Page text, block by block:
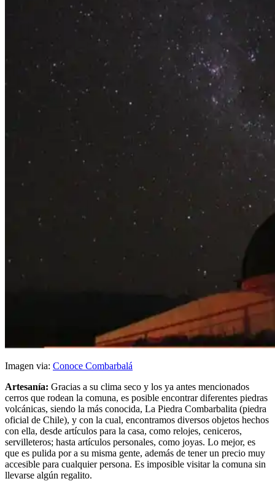
Imagen via: Conoce Combarbalá
Artesanía: Gracias a su clima seco y los ya antes mencionados
cerros que rodean la comuna, es posible encontrar diferentes piedras
volcánicas, siendo la más conocida, La Piedra Combarbalita (piedra
oficial de Chile), y con la cual, encontramos diversos objetos hechos
con ella, desde artículos para la casa, como relojes, ceniceros,
servilleteros; hasta artículos personales, como joyas. Lo mejor, es
que es pulida por a su misma gente, además de tener un precio muy
accesible para cualquier persona. Es imposible visitar la comuna sin
llevarse algún regalito.